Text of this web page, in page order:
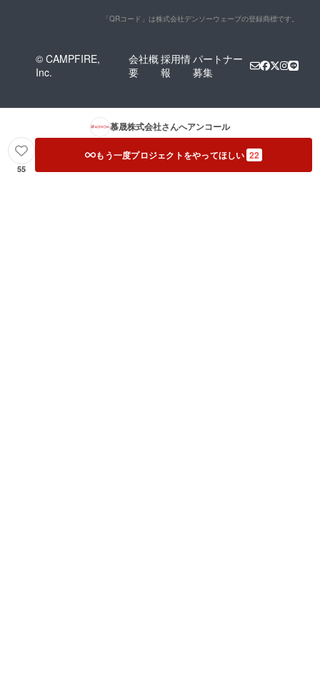
「QRコード」は株式会社デンソーウェーブの登録商標です。
© CAMPFIRE,
Inc.
会社概
要
採用情
報
パートナー
募集
慕晟株式会社さんへアンコール
55
もう一度プロジェクトをやってほしい 22